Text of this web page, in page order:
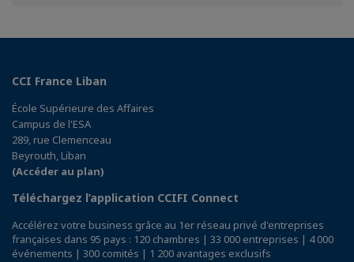
CCI France Liban
École Supérieure des Affaires
Campus de l'ESA
289, rue Clemenceau
Beyrouth, Liban
(Accéder au plan)
Téléchargez l’application CCIFI Connect
Accélérez votre business grâce au 1er réseau privé d'entreprises
françaises dans 95 pays : 120 chambres | 33 000 entreprises | 4 000
événements | 300 comités | 1 200 avantages exclusifs